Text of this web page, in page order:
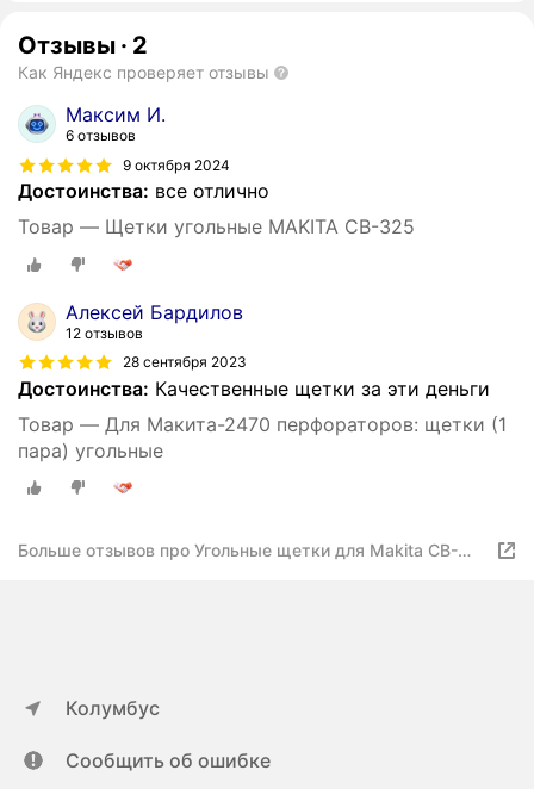
Отзывы · 2
Как Яндекс проверяет отзывы
Максим И.
6 отзывов
9 октября 2024
Достоинства: все отлично
Товар — Щетки угольные MAKITA CB-325
Алексей Бардилов
12 отзывов
28 сентября 2023
Достоинства: Качественные щетки за эти деньги
Товар — Для Макита-2470 перфораторов: щетки (1
пара) угольные
Больше отзывов про Угольные щетки для Makita CB-
Колумбус
Сообщить об ошибке